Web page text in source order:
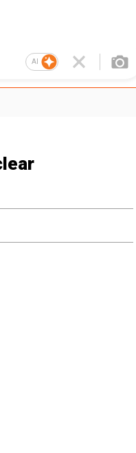
AI